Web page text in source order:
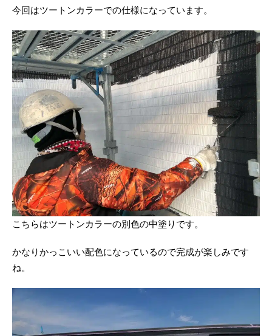
今回はツートンカラーでの仕様になっています。
こちらはツートンカラーの別色の中塗りです。
かなりかっこいい配色になっているので完成が楽しみです
ね。